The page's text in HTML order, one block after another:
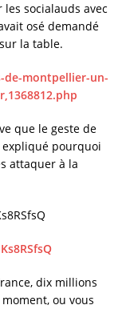
socialauds avec
osé demandé
la table.
de-montpellier-un-
que le geste de
pourquoi
attaquer à la
dix millions
ou vous